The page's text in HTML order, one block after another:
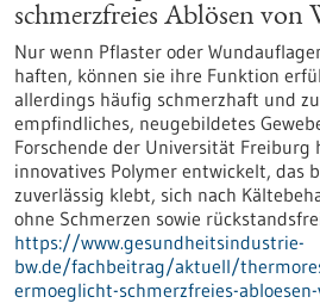
schmerzfreies Ablösen von
Nur wenn Pflaster oder
haften, können sie ihre Funktion
allerdings häufig schmerzhaft und
empfindliches, neugebildetes
Forschende der Universität Freiburg
innovatives Polymer entwickelt, das
zuverlässig klebt, sich nach
ohne Schmerzen sowie
https://www.gesundheitsindustrie-
bw.de/fachbeitrag/aktuell/
ermoeglicht-schmerzfreies-